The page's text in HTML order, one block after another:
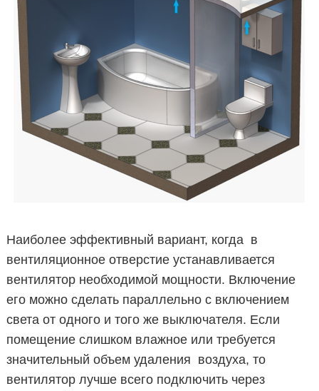
Наиболее эффективный вариант, когда в
вентиляционное отверстие устанавливается
вентилятор необходимой мощности. Включение
его можно сделать параллельно с включением
света от одного и того же выключателя. Если
помещение слишком влажное или требуется
значительный объем удаления воздуха, то
вентилятор лучше всего подключить через